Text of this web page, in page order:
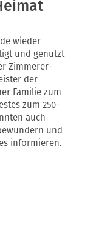
wieder
und genutzt
Zimmerer-
der
Familie zum
zum 250-
auch
und
informieren.